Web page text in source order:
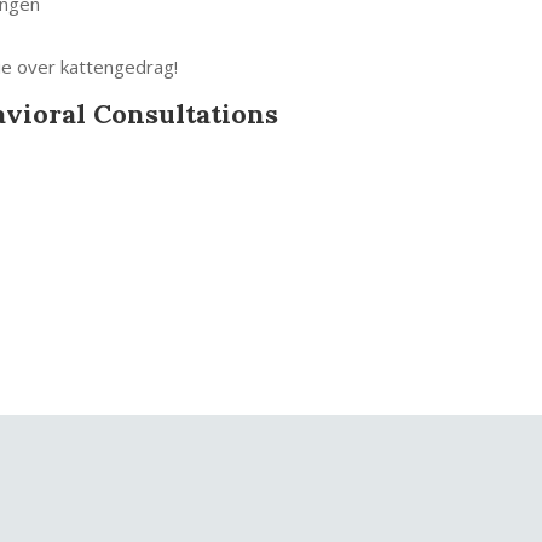
over kattengedrag!
Consultations